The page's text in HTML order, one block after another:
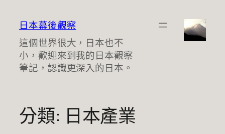
日本幕後觀察
這個世界很大，日本也不
小，歡迎來到我的日本觀察
筆記，認識更深入的日本。
分類: 日本產業